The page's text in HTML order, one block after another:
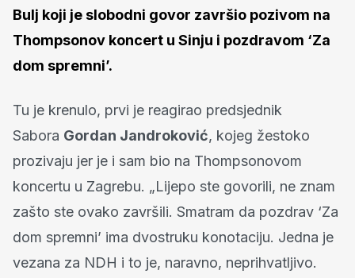
Bulj koji je slobodni govor završio pozivom na
Thompsonov koncert u Sinju i pozdravom ‘Za
dom spremni’.
Tu je krenulo, prvi je reagirao predsjednik
Sabora Gordan Jandroković, kojeg žestoko
prozivaju jer je i sam bio na Thompsonovom
koncertu u Zagrebu. „Lijepo ste govorili, ne znam
zašto ste ovako završili. Smatram da pozdrav ‘Za
dom spremni’ ima dvostruku konotaciju. Jedna je
vezana za NDH i to je, naravno, neprihvatljivo.